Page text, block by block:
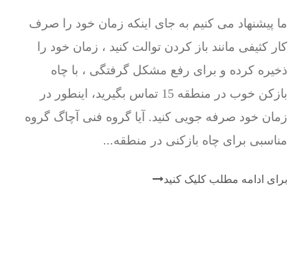
ما پیشنهاد می کنیم به جای اینکه زمان خود را صرف
کار کثیفی مانند باز کردن توالت کنید ، زمان خود را
ذخیره کرده و برای رفع مشکل گرفتگی ، با چاه
بازکن خوب در منطقه 15 تماس بگیرید، اینطور در
زمان خود صرفه جویی کنید. آیا گروه فنی آچاگ گروه
مناسبی برای چاه بازکنی در منطقه...
برای ادامه مطلب کلیک کنید